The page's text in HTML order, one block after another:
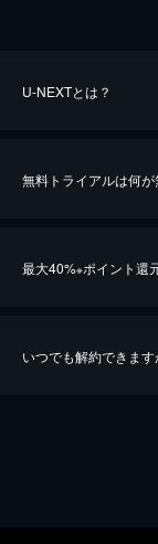
U-NEXTとは？
無料トライアルは何が
最大40%※ポイント還
いつでも解約できます